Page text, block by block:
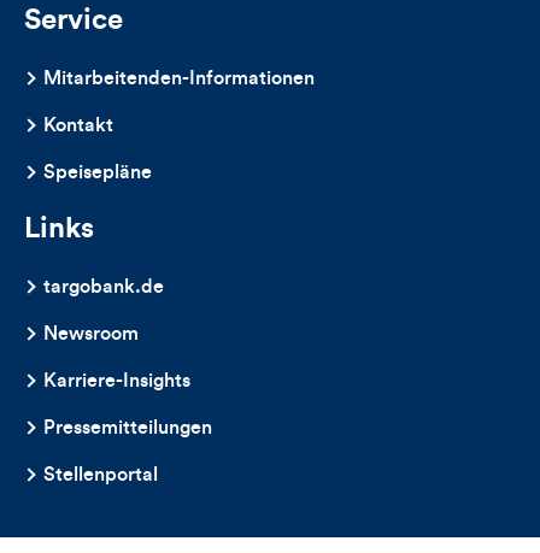
Service
Mitarbeitenden-Informationen
Kontakt
Speisepläne
Links
targobank.de
Newsroom
Karriere-Insights
Pressemitteilungen
Stellenportal